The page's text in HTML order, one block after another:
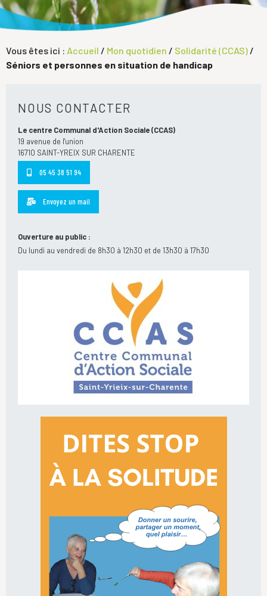
Vous êtes ici : Accueil / Mon quotidien / Solidarité (CCAS) /
Séniors et personnes en situation de handicap
NOUS CONTACTER
Le centre Communal d'Action Sociale (CCAS)
19 avenue de l'union
16710 SAINT-YREIX SUR CHARENTE
05 45 38 51 94
Envoyez un mail
Ouverture au public :
Du lundi au vendredi de 8h30 à 12h30 et de 13h30 à 17h30